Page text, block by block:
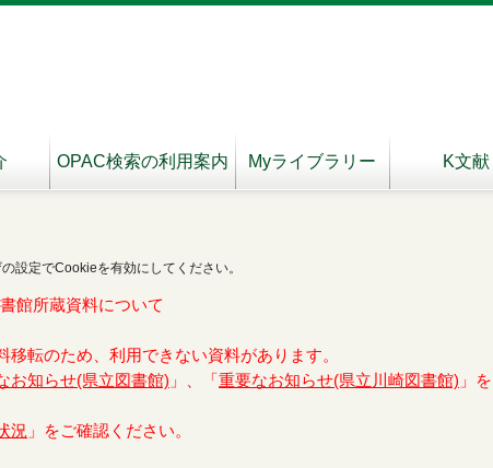
OPAC検索の利用案内 Myライブラリー K文献
設定でCookieを有効にしてください。
館所蔵資料について
転のため、利用できない資料があります。
お知らせ(県立図書館) 」、「 重要なお知らせ(県立川崎図書館) 」
況 」をご確認ください。